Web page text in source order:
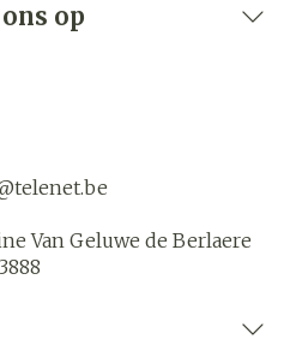
op
telenet.be
Van Geluwe de Berlaere